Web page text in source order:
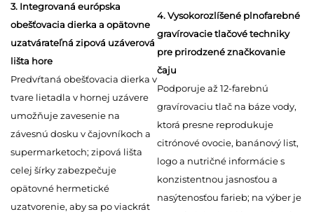
3. Integrovaná európska
obešťovacia dierka a opätovne
uzatvárateľná zipová uzáverová
lišta hore
Predvŕtaná obešťovacia dierka v
tvare lietadla v hornej uzávere
umožňuje zavesenie na
závesnú dosku v čajovníkoch a
supermarketoch; zipová lišta
celej šírky zabezpečuje
opätovné hermetické
uzatvorenie, aby sa po viackrát
4. Vysokorozlíšené plnofarebné
gravírovacie tlačové techniky
pre prirodzené značkovanie
čaju
Podporuje až 12-farebnú
gravírovaciu tlač na báze vody,
ktorá presne reprodukuje
citrónové ovocie, banánový list,
logo a nutričné informácie s
konzistentnou jasnosťou a
nasýtenosťou farieb; na výber je